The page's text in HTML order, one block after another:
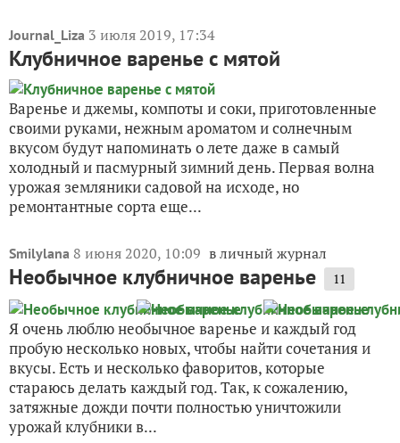
Journal_Liza 3 июля 2019, 17:34
Клубничное варенье с мятой
Варенье и джемы, компоты и соки, приготовленные
своими руками, нежным ароматом и солнечным
вкусом будут напоминать о лете даже в самый
холодный и пасмурный зимний день. Первая волна
урожая земляники садовой на исходе, но
ремонтантные сорта еще...
Smilylana 8 июня 2020, 10:09 в личный журнал
Необычное клубничное варенье 11
Я очень люблю необычное варенье и каждый год
пробую несколько новых, чтобы найти сочетания и
вкусы. Есть и несколько фаворитов, которые
стараюсь делать каждый год. Так, к сожалению,
затяжные дожди почти полностью уничтожили
урожай клубники в...